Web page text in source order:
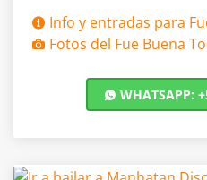
Info y entradas para
Fotos del Fue Buena
WHATSAPP: